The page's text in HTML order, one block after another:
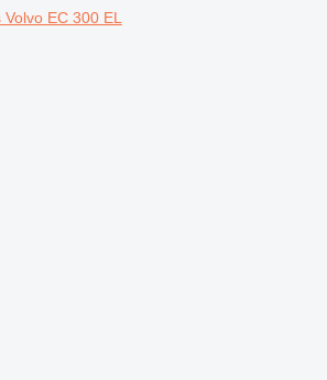
EC 300 EL